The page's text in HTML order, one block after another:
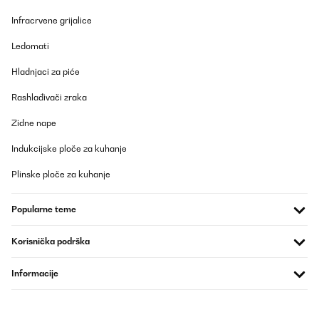
Prevedi
Ware i. O. wie beschrieben, schnelle und zuverlässige Liefewrung
Amazon-Benutzer
Prevedi
kühlschrank..Er sieht einfach klasse aus. Ganz klare weiter
empfehlung
Amazon-Benutzer
Infracrvene grijalice
Ledomati
Hladnjaci za piće
Rashlađivači zraka
Zidne nape
Indukcijske ploče za kuhanje
Plinske ploče za kuhanje
Popularne teme
Korisnička podrška
Informacije